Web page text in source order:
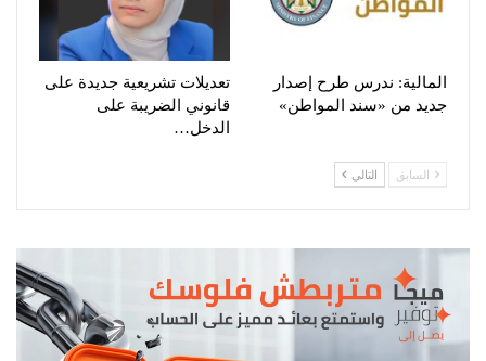
المالية: ندرس طرح إصدار
جديد من «سند المواطن»
تعديلات تشريعية جديدة على
قانوني الضريبة على
الدخل…
السابق التالي